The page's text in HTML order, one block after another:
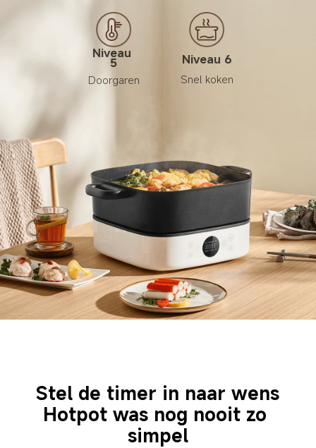
Niveau
5
Doorgaren
Niveau 6
Snel koken
Stel de timer in naar wens
Hotpot was nog nooit zo
simpel